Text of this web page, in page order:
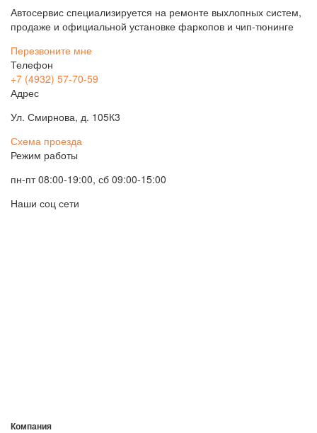
Автосервис специализируется на ремонте выхлопных систем,
продаже и официальной установке фаркопов и чип-тюнинге
Перезвоните мне
Телефон
+7 (4932) 57-70-59
Адрес
Ул. Смирнова, д. 105К3
Схема проезда
Режим работы
пн-пт 08:00-19:00, сб 09:00-15:00
Наши соц сети
Компания